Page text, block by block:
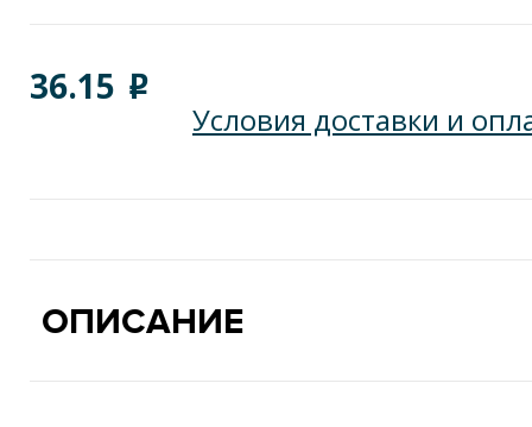
36.15 o
Условия доставки и
ОПИСАНИЕ